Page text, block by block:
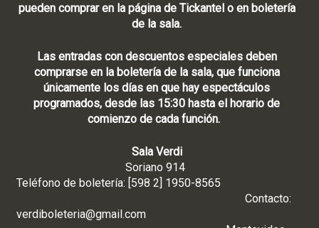
pueden comprar en la página de Tickantel o en boletería
de la sala.
Las entradas con descuentos especiales deben
comprarse en la boletería de la sala, que funciona
únicamente los días en que hay espectáculos
programados, desde las 15:30 hasta el horario de
comienzo de cada función.
Sala Verdi
Soriano 914
Teléfono de boletería: [598 2] 1950-8565
Contacto:
verdiboleteria@gmail.com